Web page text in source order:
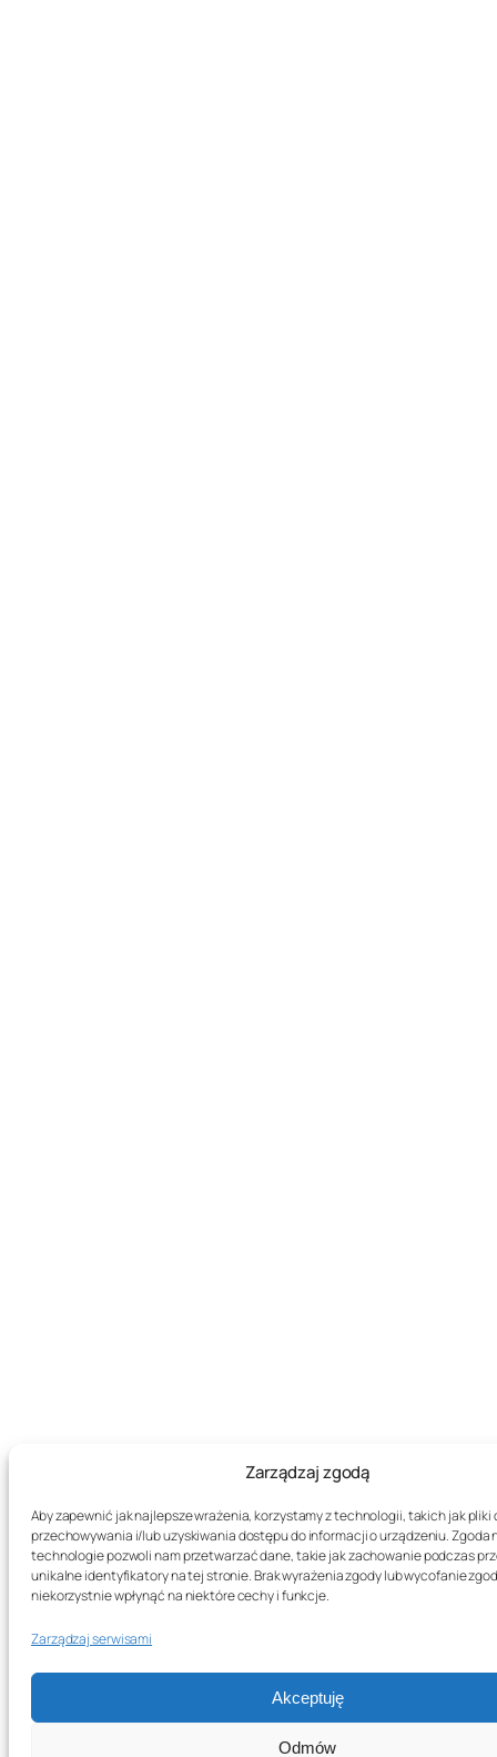
Zarządzaj zgodą
Aby zapewnić jak najlepsze wrażenia, korzystamy z technologii, takich jak pliki
przechowywania i/lub uzyskiwania dostępu do informacji o urządzeniu. Zgoda
technologie pozwoli nam przetwarzać dane, takie jak zachowanie podczas
unikalne identyfikatory na tej stronie. Brak wyrażenia zgody lub wycofanie
niekorzystnie wpłynąć na niektóre cechy i funkcje.
Zarządzaj serwisami
Akceptuję
Odmów